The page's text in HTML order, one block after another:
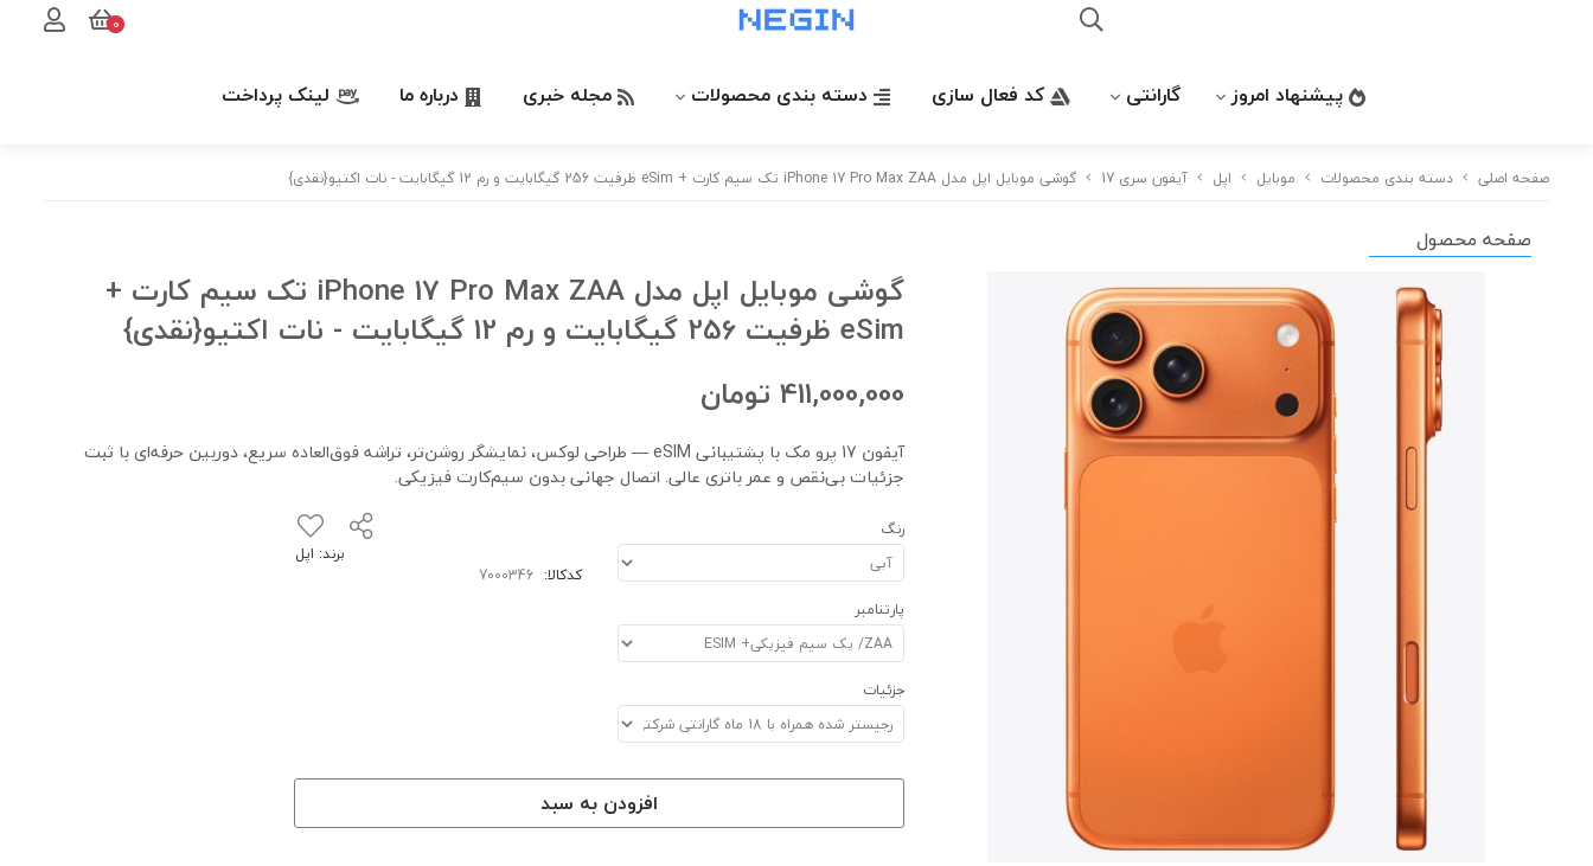
0
پیشنهاد امروز گارانتی کد فعال سازی دسته بندی محصولات مجله خبری درباره ما لینک پرداخت
صفحه اصلی دسته بندی محصولات موبایل اپل آیفون سری 17 گوشی موبایل اپل مدل iPhone 17 Pro Max ZAA تک سیم کارت + eSim ظرفیت 256 گیگابایت و رم 12 گیگابایت - نات اکتیو{نقدی}
صفحه محصول
گوشی موبایل اپل مدل iPhone 17 Pro Max ZAA تک سیم کارت +
eSim ظرفیت 256 گیگابایت و رم 12 گیگابایت - نات اکتیو{نقدی}
411,000,000 تومان
آیفون 17 پرو مک‌ با پشتیبانی eSIM — طراحی لوکس، نمایشگر روشن‌تر، تراشه فوق‌العاده سریع، دوربین حرفه‌ای با ثبت
جزئیات بی‌نقص و عمر باتری عالی. اتصال جهانی بدون سیم‌کارت فیزیکی.
رنگ
پارتنامبر
جزئیات
برند: اپل
کدکالا:
افزودن به سبد